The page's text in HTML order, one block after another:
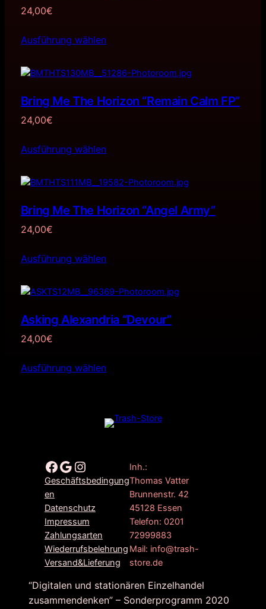
24,00€
Ausführung wählen
Bring Me The Horizon “Remain Calm FP”
24,00€
Ausführung wählen
Bring Me The Horizon “Angel Army”
24,00€
Ausführung wählen
Asking Alexandria “Devour”
24,00€
Ausführung wählen
Facebook Google Instagram
Geschäftsbedingung
en
Datenschutz
Impressum
Zahlungsarten
Wiederrufsbelehrung
Versand&Lieferung
Inh.:
Thomas Vatter
Brunnenstr. 42
45128 Essen
Telefon: 0201
72999883
Mail: info@trash-
store.de
“Digitalen und stationären Einzelhandel
zusammendenken” – Sonderprogramm 2020